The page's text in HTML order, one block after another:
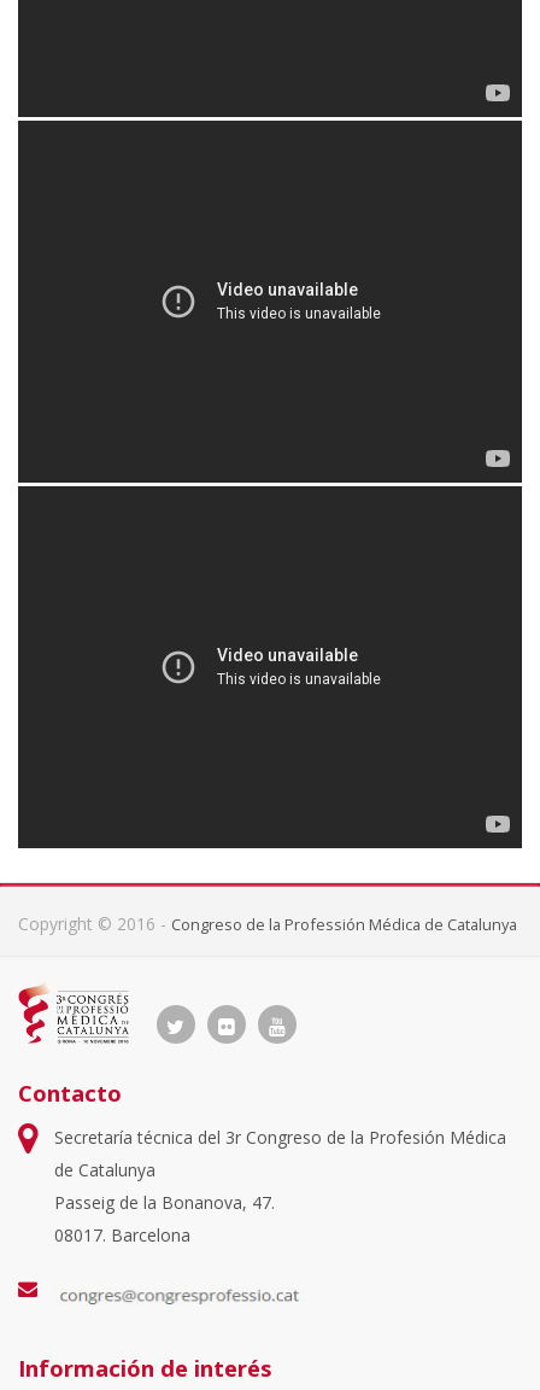
Copyright © 2016 - Congreso de la Professión Médica de Catalunya
Contacto
Secretaría técnica del 3r Congreso de la Profesión Médica
de Catalunya
Passeig de la Bonanova, 47.
08017. Barcelona
Información de interés